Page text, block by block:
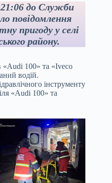
до Служби
повідомлення
пригоду у селі
району.
«Audi 100» та «Iveco
водій.
інструменту
«Audi 100» та